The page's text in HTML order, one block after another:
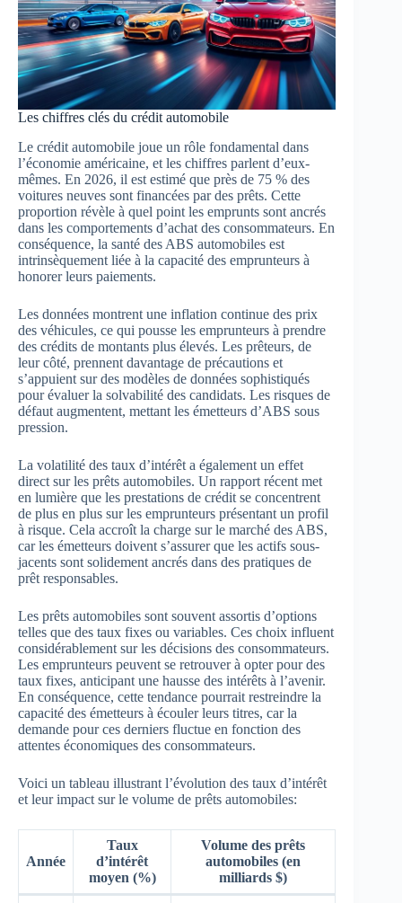
Les chiffres clés du crédit automobile
Le crédit automobile joue un rôle fondamental dans
l’économie américaine, et les chiffres parlent d’eux-
mêmes. En 2026, il est estimé que près de 75 % des
voitures neuves sont financées par des prêts. Cette
proportion révèle à quel point les emprunts sont ancrés
dans les comportements d’achat des consommateurs. En
conséquence, la santé des ABS automobiles est
intrinsèquement liée à la capacité des emprunteurs à
honorer leurs paiements.
Les données montrent une inflation continue des prix
des véhicules, ce qui pousse les emprunteurs à prendre
des crédits de montants plus élevés. Les prêteurs, de
leur côté, prennent davantage de précautions et
s’appuient sur des modèles de données sophistiqués
pour évaluer la solvabilité des candidats. Les risques de
défaut augmentent, mettant les émetteurs d’ABS sous
pression.
La volatilité des taux d’intérêt a également un effet
direct sur les prêts automobiles. Un rapport récent met
en lumière que les prestations de crédit se concentrent
de plus en plus sur les emprunteurs présentant un profil
à risque. Cela accroît la charge sur le marché des ABS,
car les émetteurs doivent s’assurer que les actifs sous-
jacents sont solidement ancrés dans des pratiques de
prêt responsables.
Les prêts automobiles sont souvent assortis d’options
telles que des taux fixes ou variables. Ces choix influent
considérablement sur les décisions des consommateurs.
Les emprunteurs peuvent se retrouver à opter pour des
taux fixes, anticipant une hausse des intérêts à l’avenir.
En conséquence, cette tendance pourrait restreindre la
capacité des émetteurs à écouler leurs titres, car la
demande pour ces derniers fluctue en fonction des
attentes économiques des consommateurs.
Voici un tableau illustrant l’évolution des taux d’intérêt
et leur impact sur le volume de prêts automobiles:
Année
Taux
d’intérêt
moyen (%)
Volume des prêts
automobiles (en
milliards $)